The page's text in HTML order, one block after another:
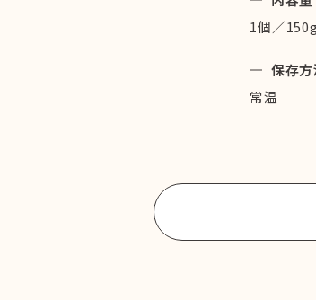
1個／150g
保存方
常温